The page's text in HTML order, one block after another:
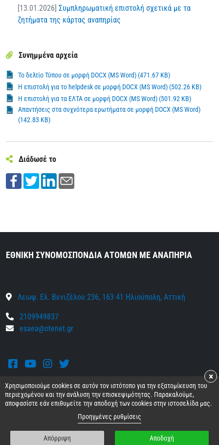
[13.01.2026] Συμπληρωματική επιστολή σχετικά με τα
ζητήματα της κάρτας αναπηρίας
Συνημμένα αρχεία
Το δελτίο Τύπου σε μορφή DOCX (MS Word) (471.67 KB)
Η επιστολή για το helpdesk σε μορφή DOCX (MS Word) (502.26 KB)
Η επιστολή για τα ΕΛΤΑ σε μορφή DOCX (MS Word) (501.92 KB)
Απαντήσεις στα συχνότερα ερωτήματα σε μορφή DOCX (MS Word)
(142.83 KB)
Διάδωσέ το
ΕΘΝΙΚΗ ΣΥΝΟΜΟΣΠΟΝΔΙΑ ΑΤΟΜΩΝ ΜΕ ΑΝΑΠΗΡΙΑ
Λεωφ. Ελ. Βενιζέλου 236, 163 41 Ηλιούπολη, Αττική
2109949837
esaea@otenet.gr
FacebookYoutubeInstagram
Twitter
© 2026 Ε.Σ.Α.μεΑ.
Όροι και προϋποθέσεις
• Προσωπικά δεδομένα
Γενική πολιτική προστασίας προσωπικών δεδομένων
Χρησιμοποιούμε cookies σε αυτόν τον ιστότοπο για την εξατομίκευση του
περιεχομένου και την ανάλυση την επισκεψιμότητας. Παρακαλούμε,
αποφασίστε εάν επιθυμείτε την αποδοχή των cookies στην ιστοσελίδα μας.
Προηγμένες ρυθμίσεις
Απόρριψη Αποδοχή
×